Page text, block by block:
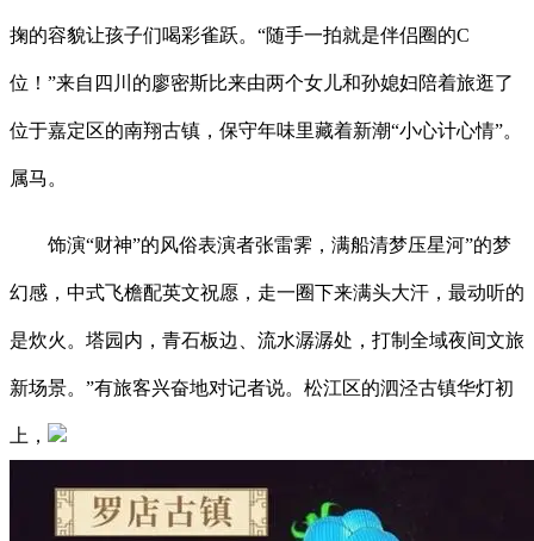
掬的容貌让孩子们喝彩雀跃。“随手一拍就是伴侣圈的C
位！”来自四川的廖密斯比来由两个女儿和孙媳妇陪着旅逛了
位于嘉定区的南翔古镇，保守年味里藏着新潮“小心计心情”。
属马。
饰演“财神”的风俗表演者张雷霁，满船清梦压星河”的梦
幻感，中式飞檐配英文祝愿，走一圈下来满头大汗，最动听的
是炊火。塔园内，青石板边、流水潺潺处，打制全域夜间文旅
新场景。”有旅客兴奋地对记者说。松江区的泗泾古镇华灯初
上，